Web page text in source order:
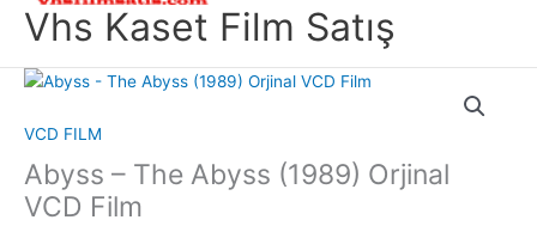
Vhs Kaset Film Satış
VCD FILM
Abyss – The Abyss (1989) Orjinal
VCD Film